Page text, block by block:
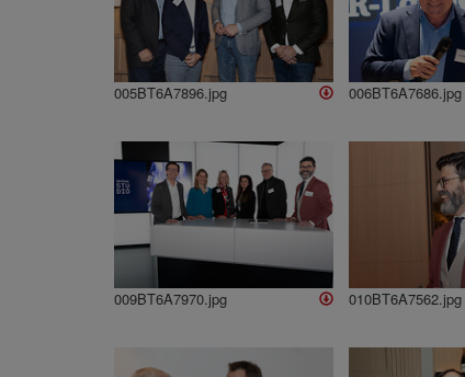
005BT6A7896.jpg 006BT6A7686.jpg
009BT6A7970.jpg 010BT6A7562.jpg